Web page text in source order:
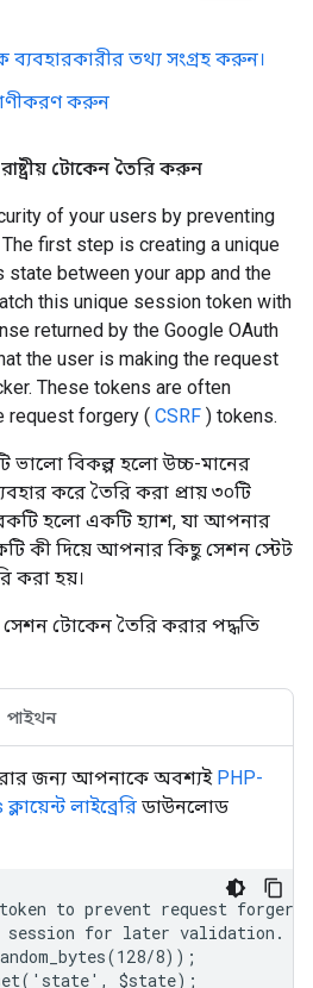
তথ্য সংগ্রহ করুন।
করুন
টোকেন তৈরি করুন
of your users by preventing
first step is creating a unique
between your app and the
this unique session token with
returned by the Google OAuth
the user is making the request
These tokens are often
request forgery ( CSRF ) tokens.
ভালো বিকল্প হলো উচ্চ-মানের
করে তৈরি করা প্রায় ৩০টি
হলো একটি হ্যাশ, যা আপনার
কী দিয়ে আপনার কিছু সেশন স্টেট
করা হয়।
টোকেন তৈরি করার পদ্ধতি
পাইথন
জন্য আপনাকে অবশ্যই PHP-
লাইব্রেরি ডাউনলোড
to prevent request forgery.
for later validation.
8));
$state);